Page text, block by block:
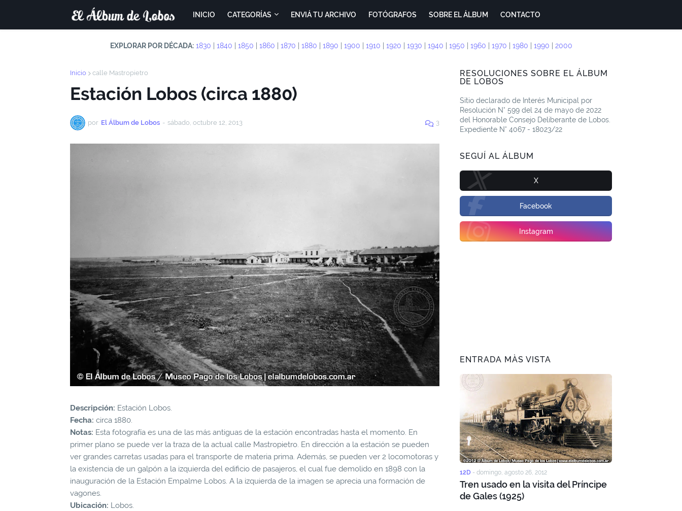
INICIO CATEGORÍAS ENVIÁ TU ARCHIVO FOTÓGRAFOS SOBRE EL ÁLBUM CONTACTO
EXPLORAR POR DÉCADA: 1830 1840 1850 1860 1870 1880 1890 1900 1910 1920 1930 1940 1950 1960 1970 1980 1990 2000
Inicio calle Mastropietro
Estación Lobos (circa 1880)
por El Álbum de Lobos - sábado, octubre 12, 2013 3
Descripción: Estación Lobos.
Fecha: circa 1880.
Notas: Esta fotografía es una de las más antiguas de la estación encontradas hasta el momento. En
primer plano se puede ver la traza de la actual calle Mastropietro. En dirección a la estación se pueden
ver grandes carretas usadas para el transporte de materia prima. Además, se pueden ver 2 locomotoras y
la existencia de un galpón a la izquierda del edificio de pasajeros, el cual fue demolido en 1898 con la
inauguración de la Estación Empalme Lobos. A la izquierda de la imagen se aprecia una formación de
vagones.
Ubicación: Lobos.
RESOLUCIONES SOBRE EL ÁLBUM
DE LOBOS
Sitio declarado de Interés Municipal por
Resolución N° 599 del 24 de mayo de 2022
del Honorable Consejo Deliberante de Lobos.
Expediente N° 4067 - 18023/22
SEGUÍ AL ÁLBUM
X
Facebook
Instagram
ENTRADA MÀS VISTA
12D - domingo, agosto 26, 2012
Tren usado en la visita del Príncipe
de Gales (1925)